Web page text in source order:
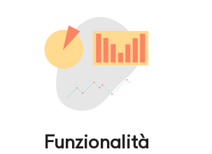
Funzionalità